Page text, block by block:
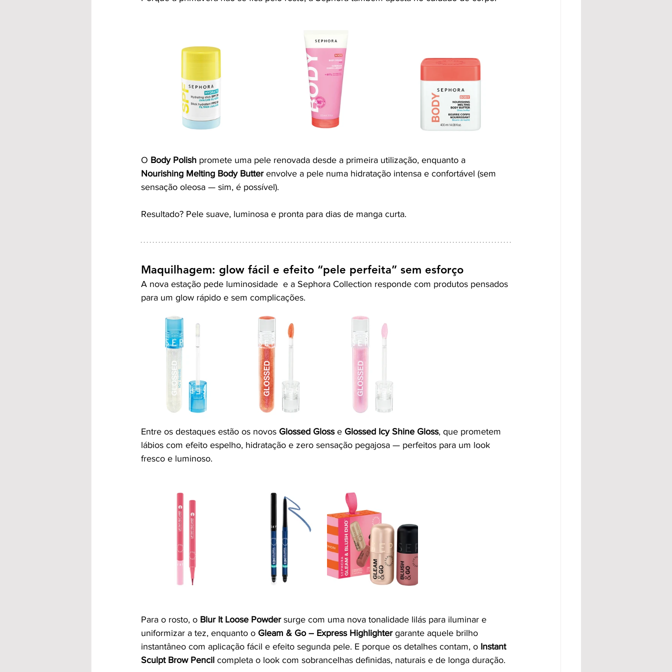
O Body Polish promete uma pele renovada desde a primeira utilização, enquanto a
Nourishing Melting Body Butter envolve a pele numa hidratação intensa e confortável (sem
sensação oleosa — sim, é possível).
Resultado? Pele suave, luminosa e pronta para dias de manga curta.
Maquilhagem: glow fácil e efeito “pele perfeita” sem esforço
A nova estação pede luminosidade  e a Sephora Collection responde com produtos pensados
para um glow rápido e sem complicações.
Entre os destaques estão os novos Glossed Gloss e Glossed Icy Shine Gloss, que prometem
lábios com efeito espelho, hidratação e zero sensação pegajosa — perfeitos para um look
fresco e luminoso.
Para o rosto, o Blur It Loose Powder surge com uma nova tonalidade lilás para iluminar e
uniformizar a tez, enquanto o Gleam & Go – Express Highlighter garante aquele brilho
instantâneo com aplicação fácil e efeito segunda pele. E porque os detalhes contam, o Instant
Sculpt Brow Pencil completa o look com sobrancelhas definidas, naturais e de longa duração.